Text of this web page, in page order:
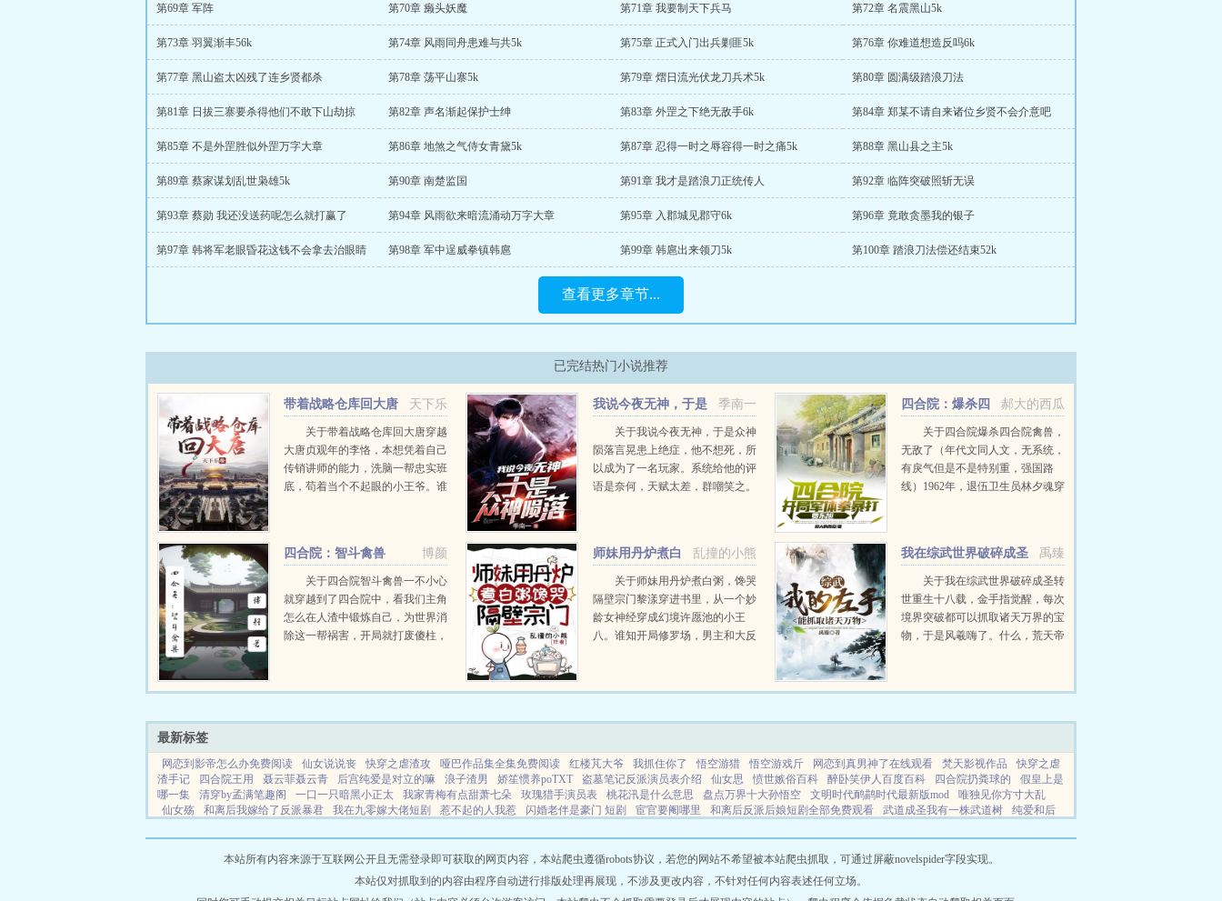
第69章 军阵 第70章 癞头妖魔 第71章 我要制天下兵马 第72章 名震黑山5k
第73章 羽翼渐丰56k 第74章 风雨同舟患难与共5k 第75章 正式入门出兵剿匪5k 第76章 你难道想造反吗6k
第77章 黑山盗太凶残了连乡贤都杀 第78章 荡平山寨5k 第79章 熠日流光伏龙刀兵术5k 第80章 圆满级踏浪刀法
第81章 日拔三寨要杀得他们不敢下山劫掠 第82章 声名渐起保护士绅 第83章 外罡之下绝无敌手6k 第84章 郑某不请自来诸位乡贤不会介意吧
第85章 不是外罡胜似外罡万字大章 第86章 地煞之气侍女青黛5k 第87章 忍得一时之辱容得一时之痛5k 第88章 黑山县之主5k
第89章 蔡家谋划乱世枭雄5k 第90章 南楚监国 第91章 我才是踏浪刀正统传人 第92章 临阵突破照斩无误
第93章 蔡勋 我还没送药呢怎么就打赢了 第94章 风雨欲来暗流涌动万字大章 第95章 入郡城见郡守6k 第96章 竟敢贪墨我的银子
第97章 韩将军老眼昏花这钱不会拿去治眼睛 第98章 军中逞威拳镇韩扈 第99章 韩扈出来领刀5k 第100章 踏浪刀法偿还结束52k
查看更多章节...
已完结热门小说推荐
天下乐
带着战略仓库回大唐
关于带着战略仓库回大唐穿越
大唐贞观年的李恪，本想凭着自己
传销讲师的能力，洗脑一帮忠实班
底，苟着当个不起眼的小王爷。谁
当个天不怕地不...
季南一
我说今夜无神，于是
众神陨落
关于我说今夜无神，于是众神
陨落言晃患上绝症，他不想死，所
以成为了一名玩家。系统给他的评
语是奈何，天赋太差，群嘲笑之。
来...
郝大的西瓜
四合院：爆杀四
合院禽兽，无敌了
关于四合院爆杀四合院禽兽，
无敌了（年代文同人文，无系统，
有戾气但是不是特别重，强国路
线）1962年，退伍卫生员林夕魂穿
大爷易中海...
博颜
四合院：智斗禽兽
关于四合院智斗禽兽一不小心
就穿越到了四合院中，看我们主角
怎么在人渣中锻炼自己，为世界消
除这一帮祸害，开局就打废傻柱，
招魂，把你变成哑巴...
乱撞的小熊
师妹用丹炉煮白
粥，馋哭隔壁宗门
关于师妹用丹炉煮白粥，馋哭
隔壁宗门黎漾穿进书里，从一个妙
龄女神经穿成幻境许愿池的小王
八。谁知开局修罗场，男主和大反
他修仙路上的最强底牌，穷其龟生
禹臻
我在综武世界破碎成圣
关于我在综武世界破碎成圣转
世重生十八载，金手指觉醒，每次
境界突破都可以抓取诸天万界的宝
物，于是风羲嗨了。什么，荒天帝
罗城主哪会在意这点小事情，我的
最新标签
网恋到影帝怎么办免费阅读 仙女说说丧 快穿之虐渣攻 哑巴作品集全集免费阅读 红楼芃大爷 我抓住你了 悟空游猎 悟空游戏斤 网恋到真男神了在线观看 梵天影视作品
快穿之虐
渣手记
四合院王用 聂云菲聂云青 后宫纯爱是对立的嘛 浪子渣男 娇笙惯养poTXT 盗墓笔记反派演员表介绍 仙女思 愤世嫉俗百科 醉卧笑伊人百度百科 四合院扔粪球的
假皇上是
哪一集
清穿by孟满笔趣阁 一口一只暗黑小正太 我家青梅有点甜萧七朵 玫瑰猎手演员表 桃花汛是什么意思 盘点万界十大孙悟空 文明时代鸸鹋时代最新版mod
唯独见你方寸大乱
仙女殇
和离后我嫁给了反派暴君 我在九零嫁大佬短剧 惹不起的人我惹 闪婚老伴是豪门 短剧 宦官要阉哪里 和离后反派后娘短剧全部免费观看 武道成圣我有一株武道树
纯爱和后
了
人鱼完结文 渣男和渣女泡妞视频 我家青梅超甜的txt 溺爱1 神隐电视剧免费观看全集在线播放无广告 诸天禁忌开局满级神话大罗 桃花汛TXT百度资源 步步惊魂一亡灵
和离后反
派后娘福载短剧
悠仁是天皇吗 短剧 太后 武道通神我能融合所有功法 悠仁太子 闪婚老伴是豪门第一集 我家青梅有点甜TXT 反骨bybrass长佩 全班穿越求生
带着灵兽拜师门种田
闪婚老伴超会哄 我抓到你了动漫免费播放 别惹那个种田的 聂云霞个人资料 商户娇女不当妾00 红楼之开局强娶了宝钗免费阅读全文
本站所有内容来源于互联网公开且无需登录即可获取的网页内容，本站爬虫遵循robots协议，若您的网站不希望被本站爬虫抓取，可通过屏蔽novelspider字段实现。
本站仅对抓取到的内容由程序自动进行排版处理再展现，不涉及更改内容，不针对任何内容表述任何立场。